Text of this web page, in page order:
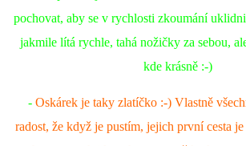
E - S H O P
O NÁS :-)
pochovat, aby se v rychlosti zkoumání
jakmile lítá rychle, tahá nožičky za sebou,
kde krásně :-)
- Oskárek je taky zlatíčko :-) Vlastně
radost, že když je pustím, jejich první cesta